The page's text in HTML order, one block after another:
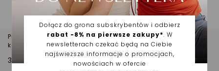
Pierścionek złoty z ciemnozieloną cyrkonią i czarnymi
kamieniami
3 265,00 zł